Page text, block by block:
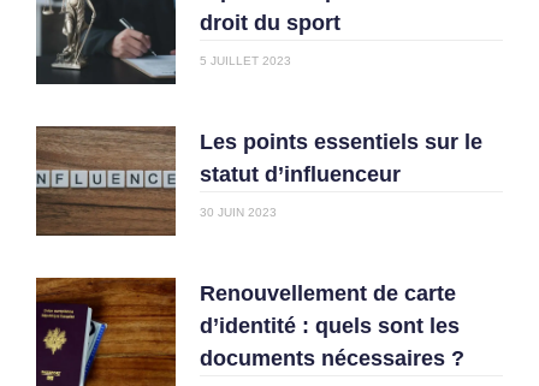
droit du sport
5 JUILLET 2023
Les points essentiels sur le
statut d’influenceur
30 JUIN 2023
Renouvellement de carte
d’identité : quels sont les
documents nécessaires ?